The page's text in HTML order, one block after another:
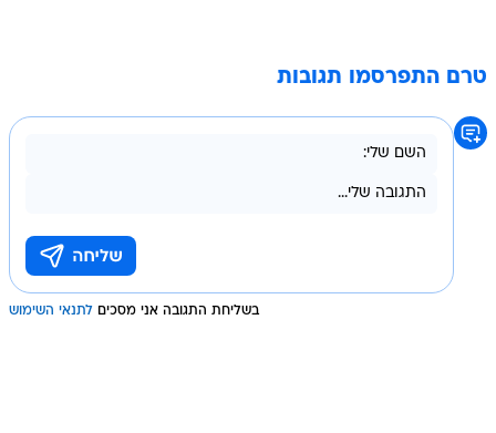
טרם התפרסמו תגובות
בשליחת התגובה אני מסכים לתנאי השימוש